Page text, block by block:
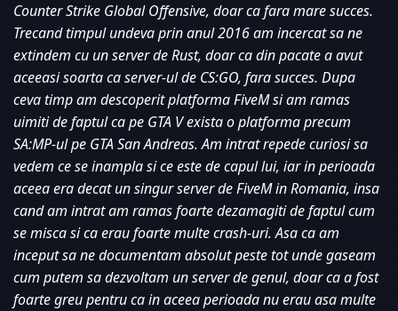
Counter Strike Global Offensive, doar ca fara mare succes.
Trecand timpul undeva prin anul 2016 am incercat sa ne
extindem cu un server de Rust, doar ca din pacate a avut
aceeasi soarta ca server-ul de CS:GO, fara succes. Dupa
ceva timp am descoperit platforma FiveM si am ramas
uimiti de faptul ca pe GTA V exista o platforma precum
SA:MP-ul pe GTA San Andreas. Am intrat repede curiosi sa
vedem ce se inampla si ce este de capul lui, iar in perioada
aceea era decat un singur server de FiveM in Romania, insa
cand am intrat am ramas foarte dezamagiti de faptul cum
se misca si ca erau foarte multe crash-uri. Asa ca am
inceput sa ne documentam absolut peste tot unde gaseam
cum putem sa dezvoltam un server de genul, doar ca a fost
foarte greu pentru ca in aceea perioada nu erau asa multe